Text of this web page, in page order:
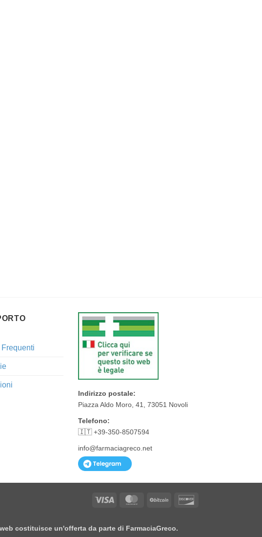
Indirizzo postale:
Piazza Aldo Moro, 41, 73051 Novoli
Telefono:
🇮🇹 +39-350-8507594
info@farmaciagreco.net
Visa MasterCardBitCoin
costituisce un'offerta da parte di FarmaciaGreco.